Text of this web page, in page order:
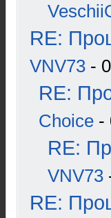
RE:
VNV73 -
RE:
Choice -
RE:
VNV73
RE: